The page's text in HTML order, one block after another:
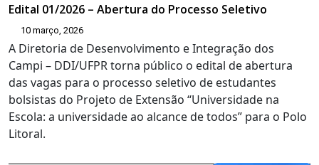
Edital 01/2026 – Abertura do Processo Seletivo
10 março, 2026
A Diretoria de Desenvolvimento e Integração dos
Campi – DDI/UFPR torna público o edital de abertura
das vagas para o processo seletivo de estudantes
bolsistas do Projeto de Extensão “Universidade na
Escola: a universidade ao alcance de todos” para o Polo
Litoral.